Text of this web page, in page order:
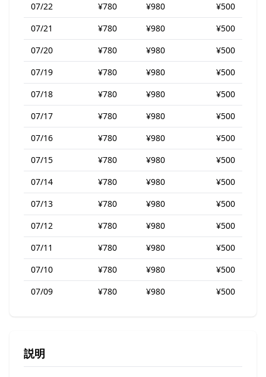
07/22
¥780 ¥980
¥500
07/21
¥780 ¥980
¥500
07/20
¥780 ¥980
¥500
07/19
¥780 ¥980
¥500
07/18
¥780 ¥980
¥500
07/17
¥780 ¥980
¥500
07/16
¥780 ¥980
¥500
07/15
¥780 ¥980
¥500
07/14
¥780 ¥980
¥500
07/13
¥780 ¥980
¥500
07/12
¥780 ¥980
¥500
07/11
¥780 ¥980
¥500
07/10
¥780 ¥980
¥500
07/09
¥780 ¥980 ¥500
説明